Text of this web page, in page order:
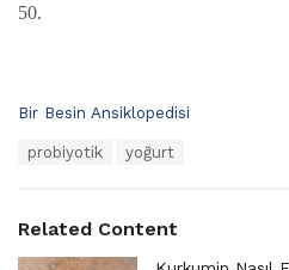
50.
C
r
i
Bir Besin Ansiklopedisi
:
probiyotik yoğurt
Related Content